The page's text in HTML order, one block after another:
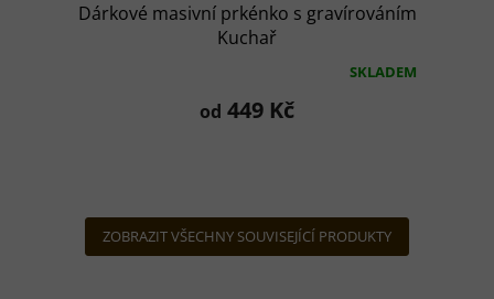
Dárkové masivní prkénko s gravírováním
Kuchař
hvězdiček.
SKLADEM
od 449 Kč
ZOBRAZIT VŠECHNY SOUVISEJÍCÍ PRODUKTY